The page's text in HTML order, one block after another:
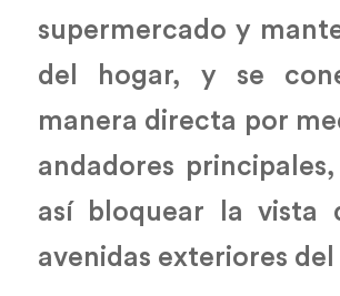
supermercado y
del hogar, y se
manera directa por
andadores
así bloquear la vista
avenidas exteriores